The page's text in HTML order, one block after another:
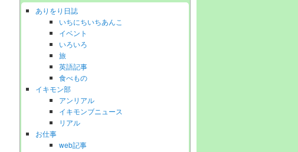
ありをり日誌
いちにちいちあんこ
イベント
いろいろ
旅
英語記事
食べもの
イキモン部
アンリアル
イキモンブニュース
リアル
お仕事
web記事